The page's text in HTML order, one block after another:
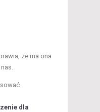
że ma ona
dla